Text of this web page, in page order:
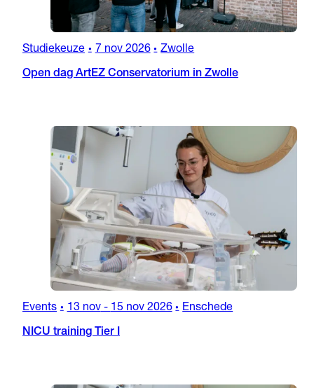
Studiekeuze • 7 nov 2026 • Zwolle
Open dag ArtEZ Conservatorium in Zwolle
Events • 13 nov-15 nov 2026 • Enschede
NICU training Tier I